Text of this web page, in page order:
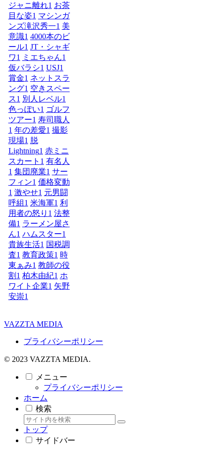
ジャニ離れ1 お茶
目な姿1 マシンガ
ンズ滝沢秀一1 美
意識1 4000本のビ
ール1 JT・シャギ
ワ1 ミエちゃん1
仮バラシ1 USJ1
賞金1 ネットスラ
ング1 空きスペー
ス1 別人レベル1
色っぽい1 ゴルフ
ツアー1 寿司職人
1 年の差愛1 撮影
現場1 脱
Lightning1 赤ミニ
スカート 1 有名人
1 集団廃業1 サー
フィン1 価格変動
1 激やせ1 元男闘
呼組1 米海軍1 利
用者の怒り 1 法整
備1 ラーメン屋さ
ん1 ハムスター1
貴族生活1 国税調
査1 教育政策1 時
東ぁみ1 教師の役
割 1 柏木由紀1 ホ
ワイト企業1 矢野
安崇1
VAZZTA MEDIA
プライバシーポリシー
© 2023 VAZZTA MEDIA.
メニュー
プライバシーポリシー
ホーム
検索
トップ
サイドバー